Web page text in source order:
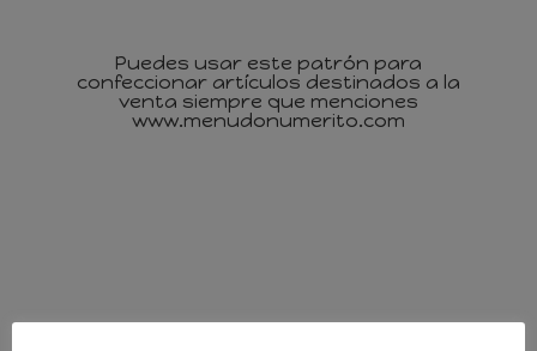
Puedes usar este patrón para
confeccionar artículos destinados a la
venta siempre que menciones
www.menudonumerito.com